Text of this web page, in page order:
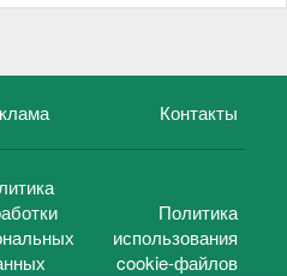
Контакты
Политика
использования
cookie-файлов